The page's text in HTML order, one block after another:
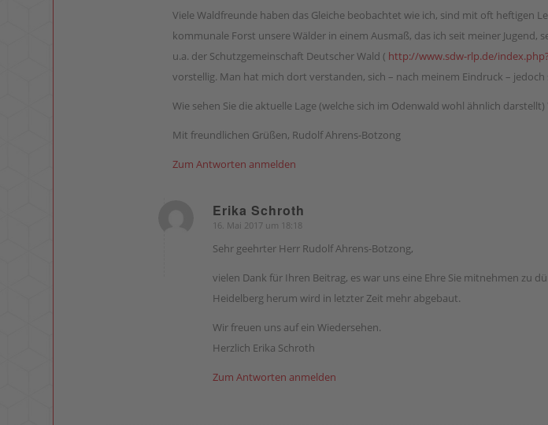
Viele Waldfreunde haben das Gleiche beobachtet wie ich, sind mit oft heftigen
kommunale Forst unsere Wälder in einem Ausmaß, das ich seit meiner Jugend,
u.a. der Schutzgemeinschaft Deutscher Wald ( http://www.sdw-rlp.de/
vorstellig. Man hat mich dort verstanden, sich – nach meinem Eindruck –
Wie sehen Sie die aktuelle Lage (welche sich im Odenwald wohl ähnlich darstellt)
Mit freundlichen Grüßen, Rudolf Ahrens-Botzong
Zum Antworten anmelden
Erika Schroth
sagte:
16. Mai 2017 um 18:18
Sehr geehrter Herr Rudolf Ahrens-Botzong,
vielen Dank für Ihren Beitrag, es war uns eine Ehre Sie mitnehmen zu
Heidelberg herum wird in letzter Zeit mehr abgebaut.
Wir freuen uns auf ein Wiedersehen.
Herzlich Erika Schroth
Zum Antworten anmelden